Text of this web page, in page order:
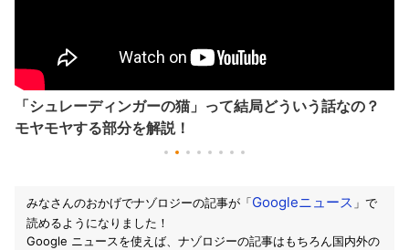
「シュレーディンガーの猫」って結局どういう話なの？
モヤモヤする部分を解説！
みなさんのおかげでナゾロジーの記事が「Googleニュース 」で
読めるようになりました！
Google ニュースを使えば、ナゾロジーの記事はもちろん国内外の